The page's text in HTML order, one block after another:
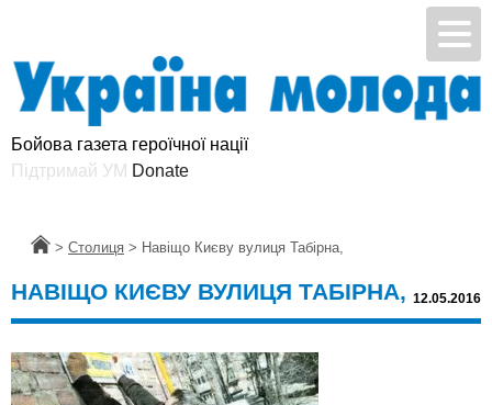
Бойова газета героїчної нації
Підтримай УМ
Головна
> Столиця > Навiщо Києву вулиця Табiрна,
НАВIЩО КИЄВУ ВУЛИЦЯ ТАБIРНА, 12.05.2016